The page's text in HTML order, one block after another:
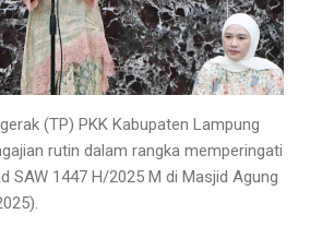
(TP) PKK Kabupaten Lampung
rutin dalam rangka memperingati
SAW 1447 H/2025 M di Masjid Agung